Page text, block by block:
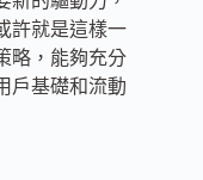
許就是這樣一
略，能夠充分
戶基礎和流動